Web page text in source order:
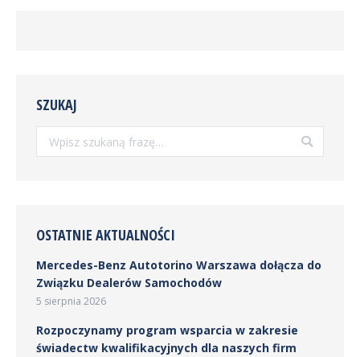
SZUKAJ
OSTATNIE AKTUALNOŚCI
Mercedes-Benz Autotorino Warszawa dołącza do
Związku Dealerów Samochodów
5 sierpnia 2026
Rozpoczynamy program wsparcia w zakresie
świadectw kwalifikacyjnych dla naszych firm